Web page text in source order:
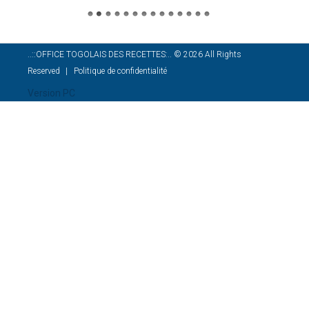
..::OFFICE TOGOLAIS DES RECETTES:.. © 2026 All Rights
Reserved
Politique de confidentialité
Version PC